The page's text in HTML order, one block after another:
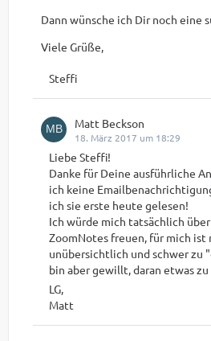
Dann wünsche ich Dir noch eine
Viele Grüße,
Steffi
Matt Beckson
18. März 2017 um 18:29
Liebe Steffi!
Danke für Deine ausführliche
ich keine
ich sie erste heute gelesen!
Ich würde mich tatsächlich
ZoomNotes freuen, für mich ist
unübersichtlich und schwer zu
bin aber gewillt, daran etwas zu
LG,
Matt